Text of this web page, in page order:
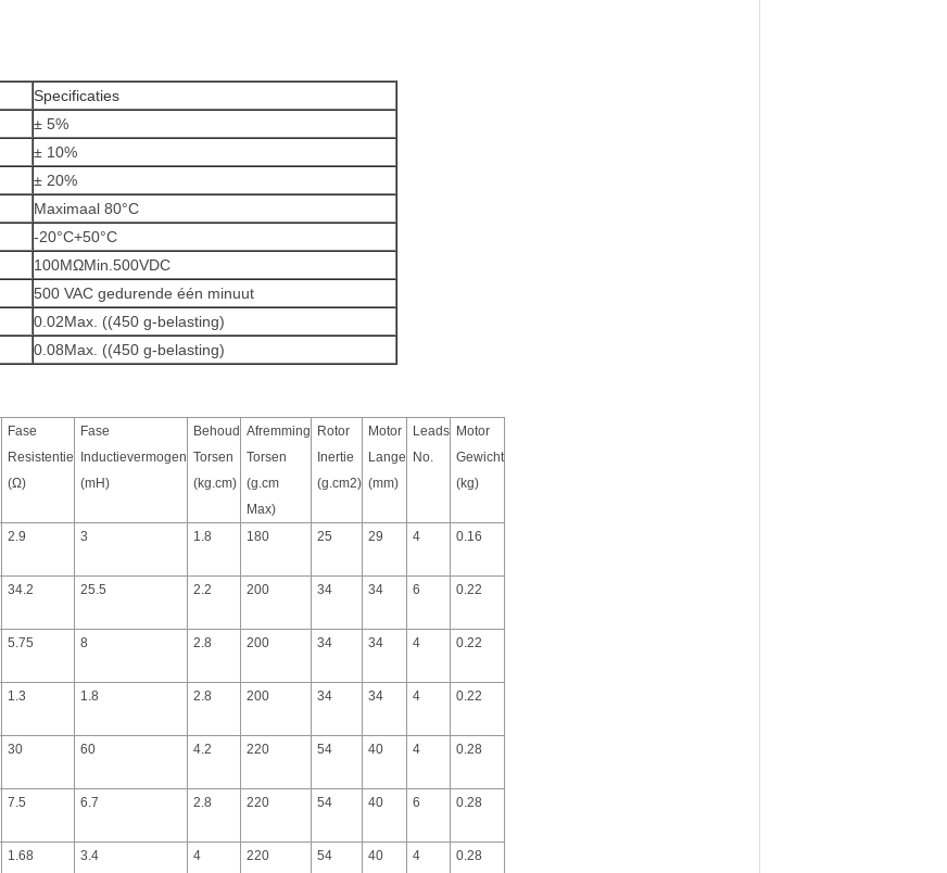
Specificaties
± 5%
± 10%
± 20%
Maximaal 80°C
-20°C+50°C
100MΩMin.500VDC
500 VAC gedurende één minuut
0.02Max. ((450 g-belasting)
0.08Max. ((450 g-belasting)
Fase
Resistentie
(Ω)
Fase
Inductievermogen
(mH)
Behoud
Torsen
(kg.cm)
Afremming
Torsen
(g.cm
Max)
Rotor
Inertie
(g.cm2)
Motor
Lange
(mm)
Leads
No.
Motor
Gewicht
(kg)
2.9 3 1.8 180 25 29 4 0.16
34.2 25.5 2.2 200 34 34 6 0.22
5.75 8 2.8 200 34 34 4 0.22
1.3 1.8 2.8 200 34 34 4 0.22
30 60 4.2 220 54 40 4 0.28
7.5 6.7 2.8 220 54 40 6 0.28
1.68 3.4 4 220 54 40 4 0.28